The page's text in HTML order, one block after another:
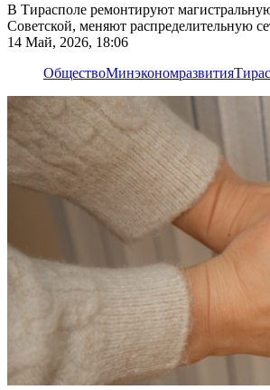
В Тирасполе ремонтируют
Советской, меняют распределительную
Маркса
14 Май, 2026, 18:06
ОбществоМинэкономразвития